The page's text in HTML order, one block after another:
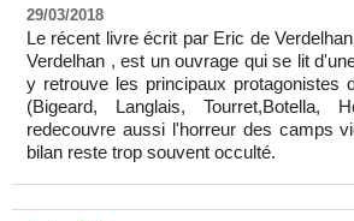
29/03/2018
Le récent livre écrit par Eric de
Verdelhan , est un ouvrage qui se lit
y retrouve les principaux protagonistes
(Bigeard, Langlais,
redecouvre aussi l'horreur des camps
bilan reste trop souvent occulté.